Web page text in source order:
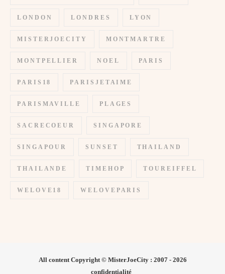
LONDON LONDRES LYON
MISTERJOECITY MONTMARTRE
MONTPELLIER NOEL PARIS
PARIS18 PARISJETAIME
PARISMAVILLE PLAGES
SACRECOEUR SINGAPORE
SINGAPOUR SUNSET THAILAND
THAILANDE TIMEHOP TOUREIFFEL
WELOVE18 WELOVEPARIS
All content Copyright © MisterJoeCity : 2007 - 2026
confidentialité